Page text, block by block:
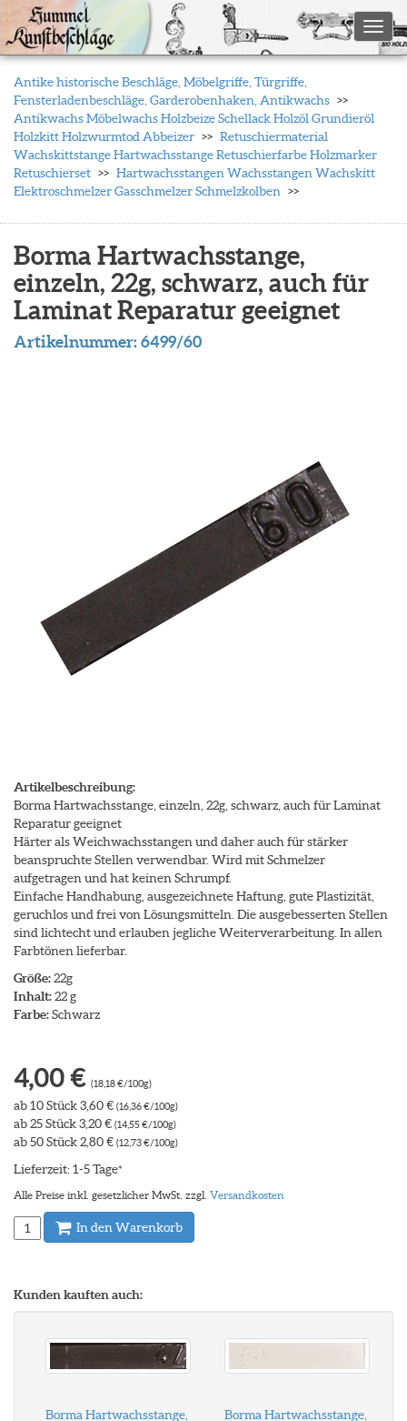
Antike historische Beschläge, Möbelgriffe, Türgriffe,
Fensterladenbeschläge, Garderobenhaken, Antikwachs
Antikwachs Möbelwachs Holzbeize Schellack Holzöl Grundieröl
Holzkitt Holzwurmtod Abbeizer
Retuschiermaterial
Wachskittstange Hartwachsstange Retuschierfarbe Holzmarker
Retuschierset
Hartwachsstangen Wachsstangen Wachskitt
Elektroschmelzer Gasschmelzer Schmelzkolben
Borma Hartwachsstange,
einzeln, 22g, schwarz, auch für
Laminat Reparatur geeignet
Artikelnummer:6499/60
Artikelbeschreibung:
Borma Hartwachsstange, einzeln, 22g, schwarz, auch für Laminat
Reparatur geeignet
Härter als Weichwachsstangen und daher auch für stärker
beanspruchte Stellen verwendbar. Wird mit Schmelzer
aufgetragen und hat keinen Schrumpf.
Einfache Handhabung, ausgezeichnete Haftung, gute Plastizität,
geruchlos und frei von Lösungsmitteln. Die ausgebesserten Stellen
sind lichtecht und erlauben jegliche Weiterverarbeitung. In allen
Farbtönen lieferbar.
Größe:22g
Inhalt:22 g
Farbe:Schwarz
4,00 € (18,18 €/100g)
ab 10 Stück 3,60 € (16,36 €/100g)
ab 25 Stück 3,20 € (14,55 €/100g)
ab 50 Stück 2,80 € (12,73 €/100g)
Lieferzeit: 1-5 Tage*
Alle Preise inkl. gesetzlicher MwSt. zzgl. Versandkosten
In den Warenkorb
Kunden kauften auch:
Borma Hartwachsstange,
Borma Hartwachsstange,